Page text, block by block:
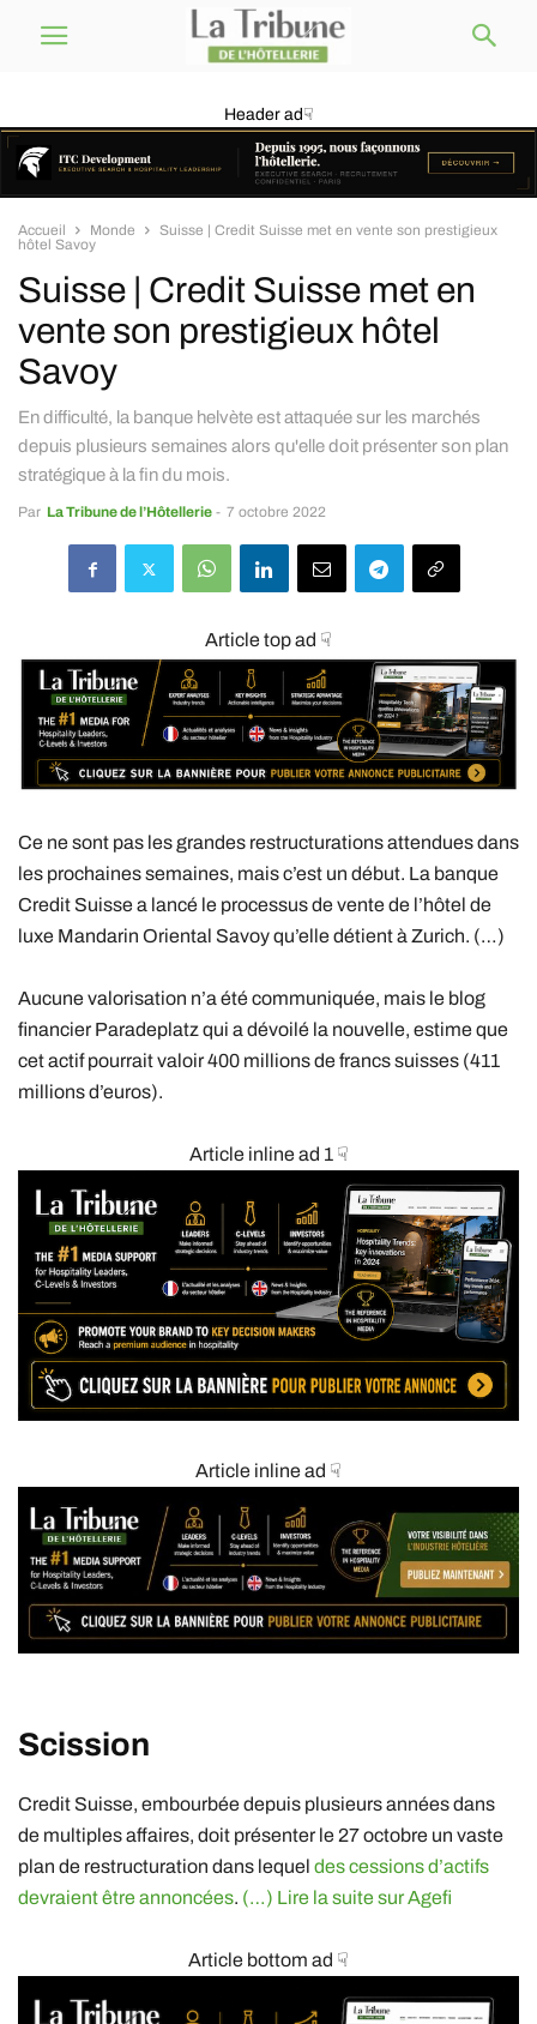
Header ad☟
Accueil Monde
Suisse | Credit Suisse met en vente son prestigieux
hôtel Savoy
Suisse | Credit Suisse met en
vente son prestigieux hôtel
Savoy
En difficulté, la banque helvète est attaquée sur les marchés
depuis plusieurs semaines alors qu'elle doit présenter son plan
stratégique à la fin du mois.
Par La Tribune de l’Hôtellerie - 7 octobre 2022
Article top ad ☟
Ce ne sont pas les grandes restructurations attendues dans
les prochaines semaines, mais c’est un début. La banque
Credit Suisse a lancé le processus de vente de l’hôtel de
luxe Mandarin Oriental Savoy qu’elle détient à Zurich. (…)
Aucune valorisation n’a été communiquée, mais le blog
financier Paradeplatz qui a dévoilé la nouvelle, estime que
cet actif pourrait valoir 400 millions de francs suisses (411
millions d’euros).
Article inline ad 1 ☟
Article inline ad ☟
Scission
Credit Suisse, embourbée depuis plusieurs années dans
de multiples affaires, doit présenter le 27 octobre un vaste
plan de restructuration dans lequel des cessions d’actifs
devraient être annoncées. (…) Lire la suite sur Agefi
Article bottom ad ☟